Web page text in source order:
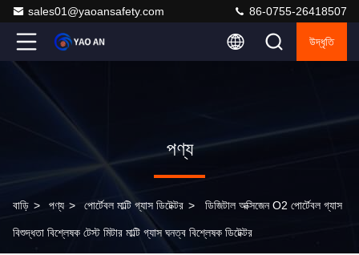
sales01@yaoansafety.com 86-0755-26418507
উদ্ধৃতি
পণ্য
বাড়ি > পণ্য > পোর্টেবল মাল্টি গ্যাস ডিটেক্টর > ডিজিটাল অক্সিজেন O2 পোর্টেবল গ্যাস
বিশুদ্ধতা বিশ্লেষক টেস্ট মিটার মাল্টি গ্যাস ঘনত্ব বিশ্লেষক ডিটেক্টর